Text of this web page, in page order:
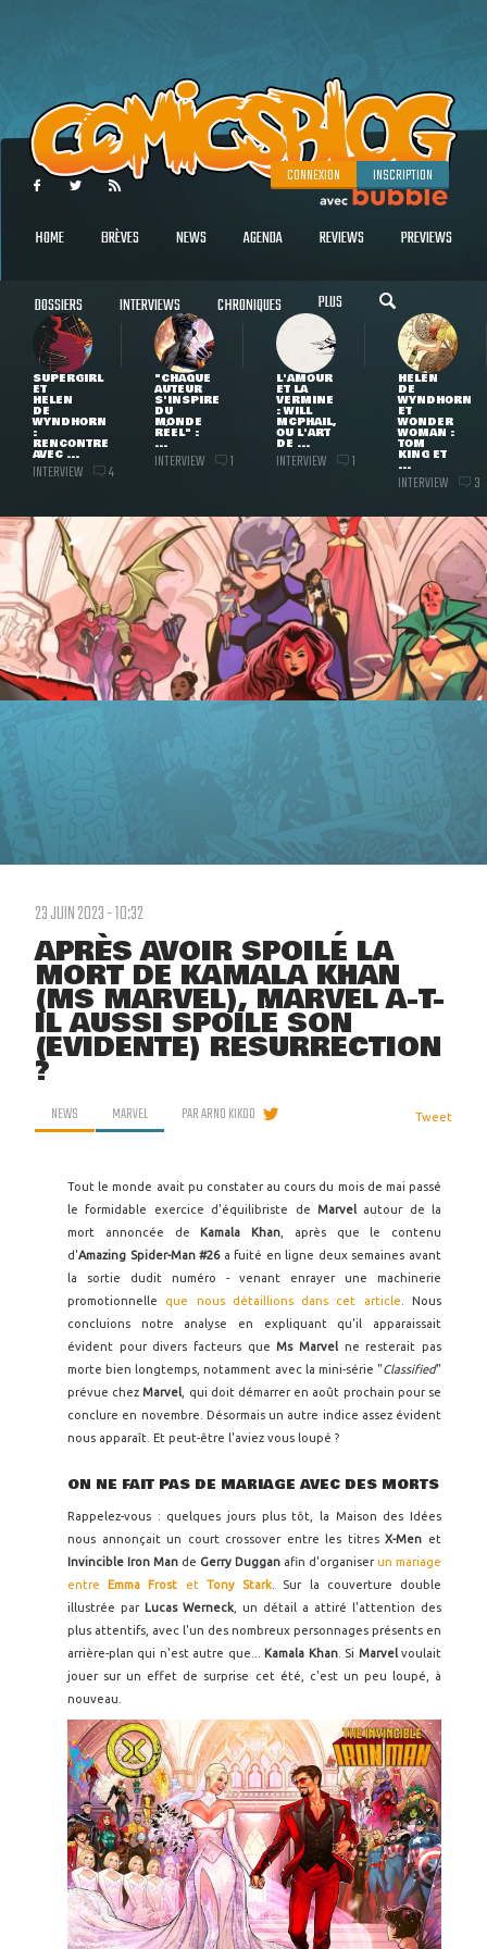
CONNEXION INSCRIPTION
HOME BRÈVES NEWS AGENDA REVIEWS PREVIEWS
DOSSIERS INTERVIEWS CHRONIQUES PLUS
SUPERGIRL
ET
HELEN
DE
WYNDHORN
:
RENCONTRE
AVEC ...
INTERVIEW 4
"CHAQUE
AUTEUR
S'INSPIRE
DU
MONDE
RÉEL" :
...
INTERVIEW 1
L'AMOUR
ET LA
VERMINE
: WILL
MCPHAIL,
OU L'ART
DE ...
INTERVIEW 1
HELEN
DE
WYNDHORN
ET
WONDER
WOMAN :
TOM
KING ET
...
INTERVIEW 3
23 JUIN 2023 - 10:32
APRÈS AVOIR SPOILÉ LA
MORT DE KAMALA KHAN
(MS MARVEL), MARVEL A-T-
IL AUSSI SPOILÉ SON
(ÉVIDENTE) RÉSURRECTION
?
NEWS MARVEL PARARNO KIKOO Tweet
Tout le monde avait pu constater au cours du mois de mai passé
le formidable exercice d'équilibriste de Marvelautour de la
mort annoncée de Kamala Khan , après que le contenu
d'Amazing Spider-Man #26 a fuité en ligne deux semaines avant
la sortie dudit numéro - venant enrayer une machinerie
promotionnelle que nous détaillions dans cet article . Nous
concluions notre analyse en expliquant qu'il apparaissait
évident pour divers facteurs queMs Marvel ne resterait pas
morte bien longtemps, notamment avec la mini-série "Classified"
prévue chezMarvel , qui doit démarrer en août prochain pour se
conclure en novembre. Désormais un autre indice assez évident
nous apparaît. Et peut-être l'aviez vous loupé ?
ON NE FAIT PAS DE MARIAGE AVEC DES MORTS
Rappelez-vous : quelques jours plus tôt, la Maison des Idées
nous annonçait un court crossover entre les titresX-Men et
Invincible Iron Man de Gerry Duggan afin d'organiserun mariage
entre
Emma Frost et Tony Stark . Sur la couverture double
illustrée par Lucas Werneck , un détail a attiré l'attention des
plus attentifs, avec l'un des nombreux personnages présents en
arrière-plan qui n'est autre que...
Kamala Khan. Si Marvelvoulait
jouer sur un effet de surprise cet été, c'est un peu loupé, à
nouveau.